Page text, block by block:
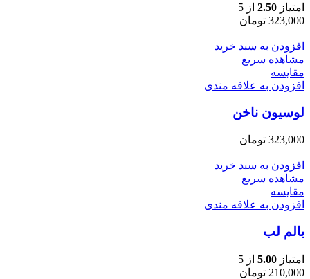
امتیاز 2.50 از 5
323,000 تومان
افزودن به سبد خرید
مشاهده سریع
مقایسه
افزودن به علاقه مندی
لوسیون ناخن
323,000 تومان
افزودن به سبد خرید
مشاهده سریع
مقایسه
افزودن به علاقه مندی
بالم لب
امتیاز 5.00 از 5
210,000 تومان